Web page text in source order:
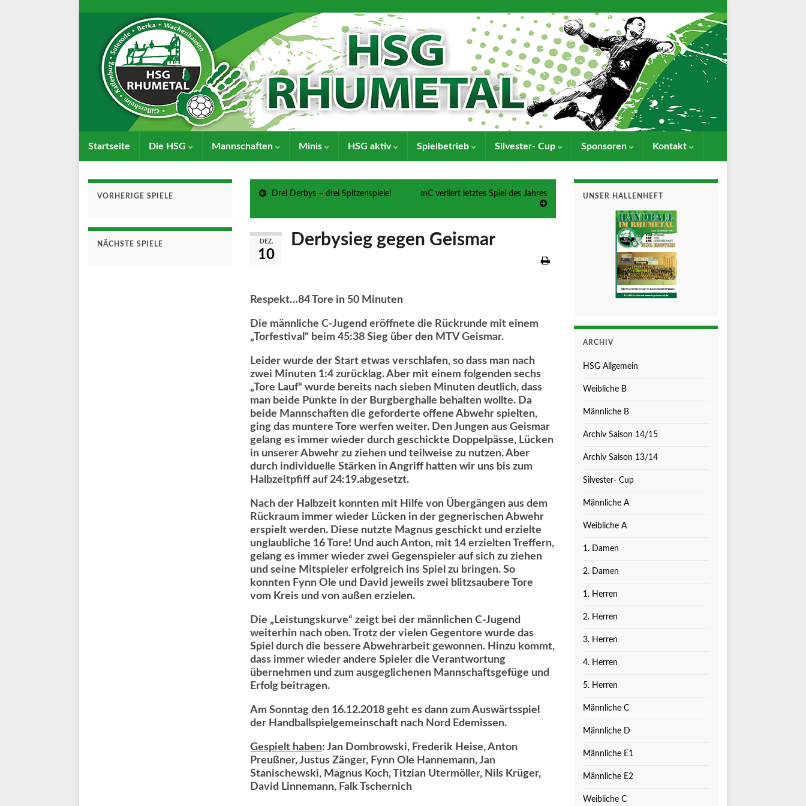
Startseite Die HSG Mannschaften Minis HSG aktiv Spielbetrieb Silvester- Cup Sponsoren Kontakt
Drei Derbys – drei Spitzenspiele! mC verliert letztes Spiel des Jahres
DEZ.
10
Derbysieg gegen Geismar
Respekt…84 Tore in 50 Minuten
Die männliche C-Jugend eröffnete die Rückrunde mit einem
„Torfestival“ beim 45:38 Sieg über den MTV Geismar.
Leider wurde der Start etwas verschlafen, so dass man nach
zwei Minuten 1:4 zurücklag. Aber mit einem folgenden sechs
„Tore Lauf“ wurde bereits nach sieben Minuten deutlich, dass
man beide Punkte in der Burgberghalle behalten wollte. Da
beide Mannschaften die geforderte offene Abwehr spielten,
ging das muntere Tore werfen weiter. Den Jungen aus Geismar
gelang es immer wieder durch geschickte Doppelpässe, Lücken
in unserer Abwehr zu ziehen und teilweise zu nutzen. Aber
durch individuelle Stärken in Angriff hatten wir uns bis zum
Halbzeitpfiff auf 24:19.abgesetzt.
Nach der Halbzeit konnten mit Hilfe von Übergängen aus dem
Rückraum immer wieder Lücken in der gegnerischen Abwehr
erspielt werden. Diese nutzte Magnus geschickt und erzielte
unglaubliche 16 Tore! Und auch Anton, mit 14 erzielten Treffern,
gelang es immer wieder zwei Gegenspieler auf sich zu ziehen
und seine Mitspieler erfolgreich ins Spiel zu bringen. So
konnten Fynn Ole und David jeweils zwei blitzsaubere Tore
vom Kreis und von außen erzielen.
Die „Leistungskurve“ zeigt bei der männlichen C-Jugend
weiterhin nach oben. Trotz der vielen Gegentore wurde das
Spiel durch die bessere Abwehrarbeit gewonnen. Hinzu kommt,
dass immer wieder andere Spieler die Verantwortung
übernehmen und zum ausgeglichenen Mannschaftsgefüge und
Erfolg beitragen.
Am Sonntag den 16.12.2018 geht es dann zum Auswärtsspiel
der Handballspielgemeinschaft nach Nord Edemissen.
Gespielt haben: Jan Dombrowski, Frederik Heise, Anton
Preußner, Justus Zänger, Fynn Ole Hannemann, Jan
Stanischewski, Magnus Koch, Titzian Utermöller, Nils Krüger,
David Linnemann, Falk Tschernich
VORHERIGE SPIELE
NÄCHSTE SPIELE
UNSER HALLENHEFT
ARCHIV
HSG Allgemein
Weibliche B
Männliche B
Archiv Saison 14/15
Archiv Saison 13/14
Silvester- Cup
Männliche A
Weibliche A
1. Damen
2. Damen
1. Herren
2. Herren
3. Herren
4. Herren
5. Herren
Männliche C
Männliche D
Männliche E1
Männliche E2
Weibliche C